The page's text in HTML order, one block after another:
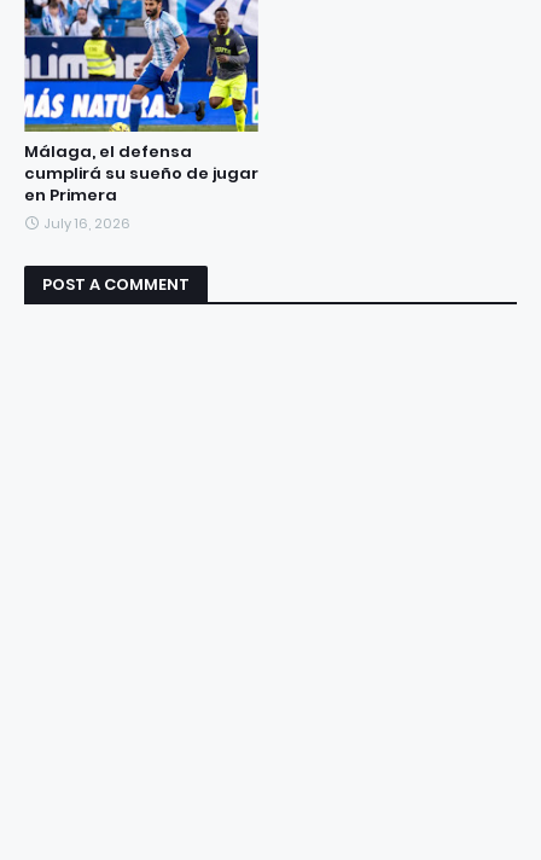
Málaga, el defensa
cumplirá su sueño de jugar
en Primera
July 16, 2026
POST A COMMENT